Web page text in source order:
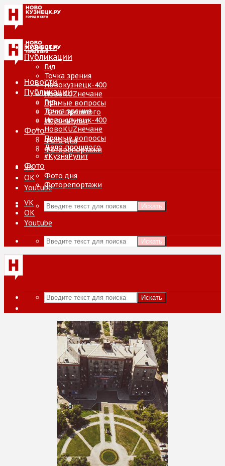
Новости
Публикации
Гид
Точка зрения
Новокузнецк-400
НовоKUZнечане
Прямые вопросы
Дело прошлого
#КузняРулит
Фото
Фото дня
Фоторепортажи
VK
ОК
Youtube
Искать
Новости
Публикации
Гид
Точка зрения
Новокузнецк-400
НовоKUZнечане
Прямые вопросы
Дело прошлого
#КузняРулит
Фото
Фото дня
Фоторепортажи
VK
ОК
Youtube
Искать
Искать